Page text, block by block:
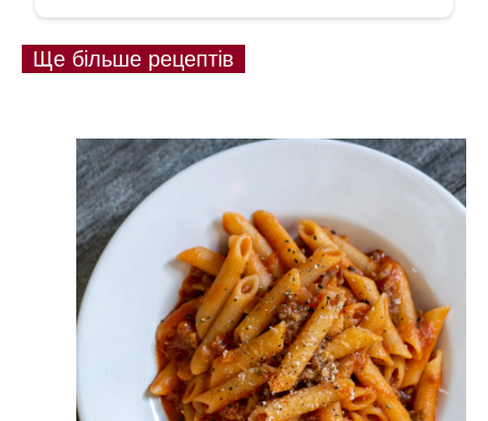
Ще більше рецептів